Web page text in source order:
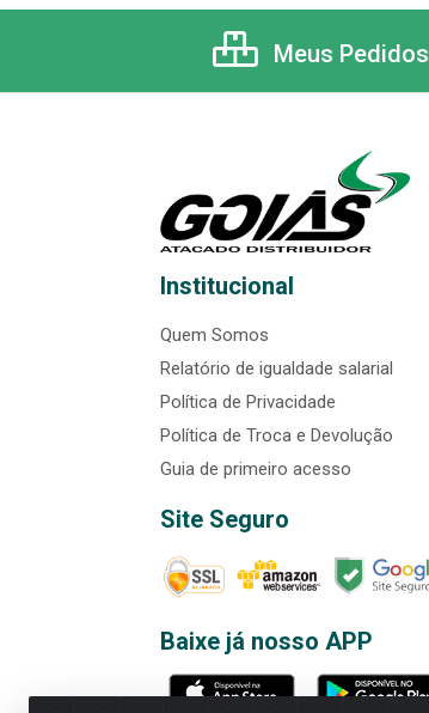
Meus Pedidos
Institucional
Quem Somos
Relatório de igualdade salarial
Política de Privacidade
Política de Troca e Devolução
Guia de primeiro acesso
Site Seguro
Baixe já nosso APP